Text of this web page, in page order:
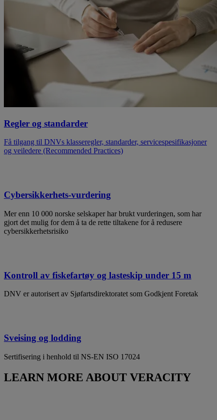
Regler og standarder
Få tilgang til DNVs klasseregler, standarder, servicespesifikasjoner
og veiledere (Recommended Practices)
Cybersikkerhets-vurdering
Mer enn 10 000 norske selskaper har brukt vurderingen, som har
gjort det mulig for dem å ta de rette tiltakene for å redusere
cybersikkerhetsrisiko
Kontroll av fiskefartøy og lasteskip under 15 m
DNV er autorisert av Sjøfartsdirektoratet som Godkjent Foretak
Sveising og lodding
Sertifisering i henhold til NS-EN ISO 17024
LEARN MORE ABOUT VERACITY